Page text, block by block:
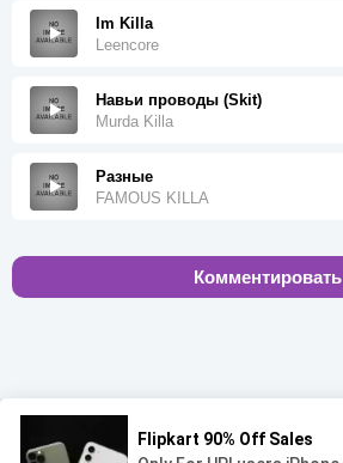
Im Killa
Leencore
Навьи проводы (Skit)
Murda Killa
Разные
FAMOUS KILLA
Комментировать